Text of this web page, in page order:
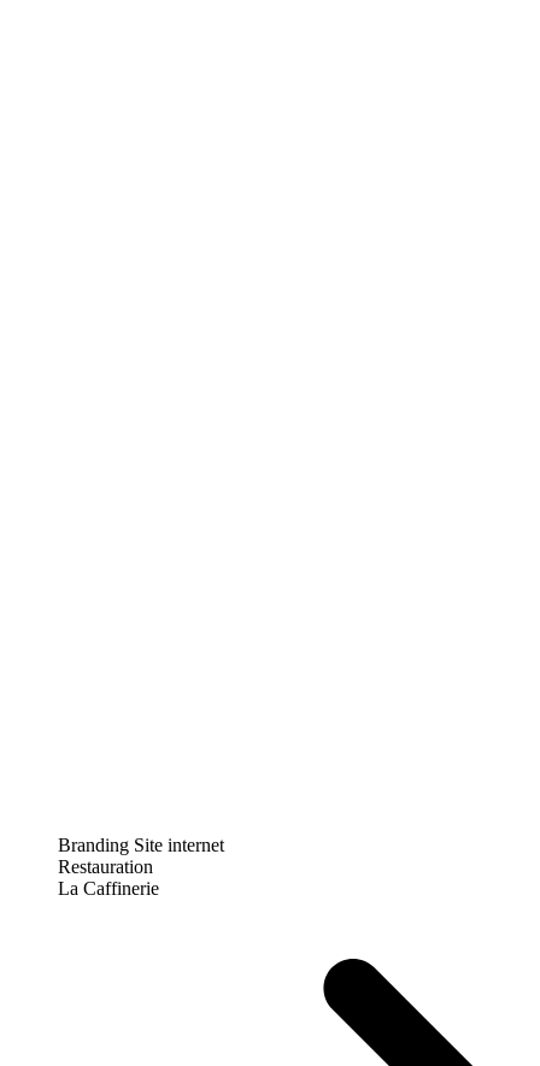
Branding Site internet
Restauration
La Caffinerie